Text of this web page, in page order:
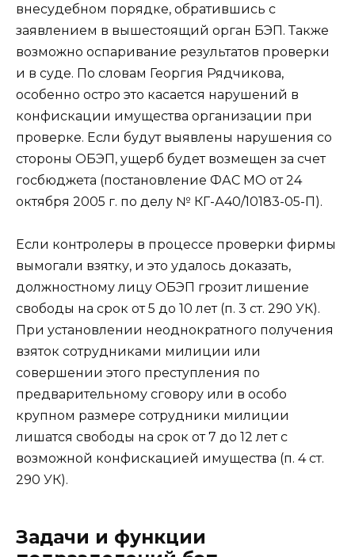
внесудебном порядке, обратившись с
заявлением в вышестоящий орган БЭП. Также
возможно оспаривание результатов проверки
и в суде. По словам Георгия Рядчикова,
особенно остро это касается нарушений в
конфискации имущества организации при
проверке. Если будут выявлены нарушения со
стороны ОБЭП, ущерб будет возмещен за счет
госбюджета (постановление ФАС МО от 24
октября 2005 г. по делу № КГ-А40/10183-05-П).
Если контролеры в процессе проверки фирмы
вымогали взятку, и это удалось доказать,
должностному лицу ОБЭП грозит лишение
свободы на срок от 5 до 10 лет (п. 3 ст. 290 УК).
При установлении неоднократного получения
взяток сотрудниками милиции или
совершении этого преступления по
предварительному сговору или в особо
крупном размере сотрудники милиции
лишатся свободы на срок от 7 до 12 лет с
возможной конфискацией имущества (п. 4 ст.
290 УК).
Задачи и функции